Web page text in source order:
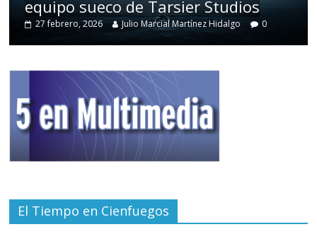
equipo sueco de Tarsier Studios
27 febrero, 2026 Julio Marcial Martínez Hidalgo 0
El Tiempo en Cienfuegos